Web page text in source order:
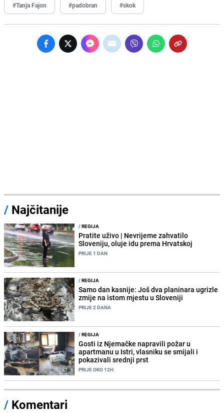
#Tanja Fajon #padobran #skok
/ Najčitanije
/REGIJA
Pratite uživo | Nevrijeme zahvatilo
Sloveniju, oluje idu prema Hrvatskoj
PRIJE 1 DAN
/REGIJA
Samo dan kasnije: Još dva planinara ugrizle
zmije na istom mjestu u Sloveniji
PRIJE 2 DANA
/REGIJA
Gosti iz Njemačke napravili požar u
apartmanu u Istri, vlasniku se smijali i
pokazivali srednji prst
PRIJE OKO 12H
/ Komentari